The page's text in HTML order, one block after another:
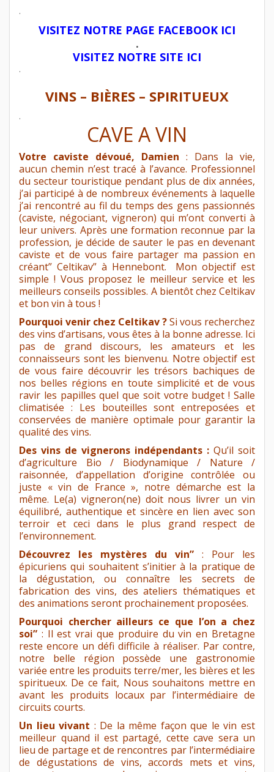
.
VISITEZ NOTRE PAGE FACEBOOK ICI
.
VISITEZ NOTRE SITE ICI
.
VINS – BIÈRES – SPIRITUEUX
.
CAVE A VIN
Votre caviste dévoué, Damien : Dans la vie,
aucun chemin n’est tracé à l’avance. Professionnel
du secteur touristique pendant plus de dix années,
j’ai participé à de nombreux événements à laquelle
j’ai rencontré au fil du temps des gens passionnés
(caviste, négociant, vigneron) qui m’ont converti à
leur univers. Après une formation reconnue par la
profession, je décide de sauter le pas en devenant
caviste et de vous faire partager ma passion en
créant” Celtikav” à Hennebont. Mon objectif est
simple ! Vous proposez le meilleur service et les
meilleurs conseils possibles. A bientôt chez Celtikav
et bon vin à tous !
Pourquoi venir chez Celtikav ?Si vous recherchez
des vins d’artisans, vous êtes à la bonne adresse. Ici
pas de grand discours, les amateurs et les
connaisseurs sont les bienvenu. Notre objectif est
de vous faire découvrir les trésors bachiques de
nos belles régions en toute simplicité et de vous
ravir les papilles quel que soit votre budget ! Salle
climatisée : Les bouteilles sont entreposées et
conservées de manière optimale pour garantir la
qualité des vins.
Des vins de vignerons indépendants : Qu’il soit
d’agriculture Bio / Biodynamique / Nature /
raisonnée, d’appellation d’origine contrôlée ou
juste « vin de France », notre démarche est la
même. Le(a) vigneron(ne) doit nous livrer un vin
équilibré, authentique et sincère en lien avec son
terroir et ceci dans le plus grand respect de
l’environnement.
Découvrez les mystères du vin” : Pour les
épicuriens qui souhaitent s’initier à la pratique de
la dégustation, ou connaître les secrets de
fabrication des vins, des ateliers thématiques et
des animations seront prochainement proposées.
Pourquoi chercher ailleurs ce que l’on a chez
soi” : Il est vrai que produire du vin en Bretagne
reste encore un défi difficile à réaliser. Par contre,
notre belle région possède une gastronomie
variée entre les produits terre/mer, les bières et les
spiritueux. De ce fait, Nous souhaitons mettre en
avant les produits locaux par l’intermédiaire de
circuits courts.
Un lieu vivant : De la même façon que le vin est
meilleur quand il est partagé, cette cave sera un
lieu de partage et de rencontres par l’intermédiaire
de dégustations de vins, accords mets et vins,